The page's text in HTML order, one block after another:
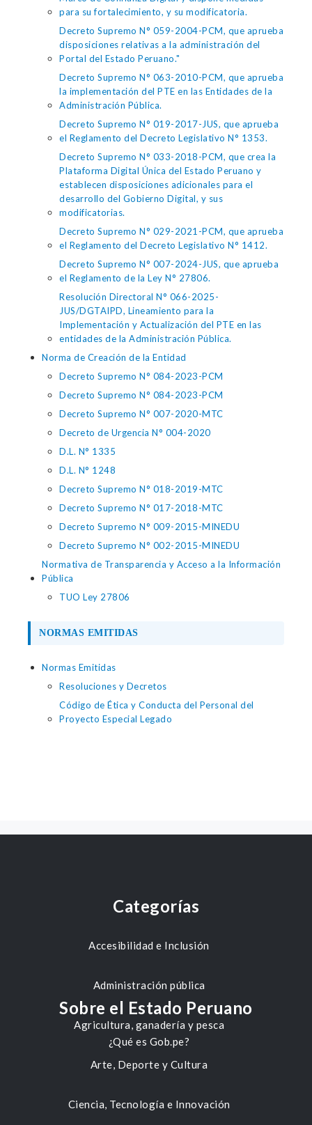
para su fortalecimiento, y su modificatoria.
Decreto Supremo N° 059-2004-PCM, que aprueba
disposiciones relativas a la administración del
Portal del Estado Peruano."
Decreto Supremo N° 063-2010-PCM, que aprueba
la implementación del PTE en las Entidades de la
Administración Pública.
Decreto Supremo N° 019-2017-JUS, que aprueba
el Reglamento del Decreto Legislativo N° 1353.
Decreto Supremo N° 033-2018-PCM, que crea la
Plataforma Digital Única del Estado Peruano y
establecen disposiciones adicionales para el
desarrollo del Gobierno Digital, y sus
modificatorias.
Decreto Supremo N° 029-2021-PCM, que aprueba
el Reglamento del Decreto Legislativo N° 1412.
Decreto Supremo N° 007-2024-JUS, que aprueba
el Reglamento de la Ley N° 27806.
Resolución Directoral N° 066-2025-
JUS/DGTAIPD, Lineamiento para la
Implementación y Actualización del PTE en las
entidades de la Administración Pública.
Norma de Creación de la Entidad
Decreto Supremo N° 084-2023-PCM
Decreto Supremo N° 084-2023-PCM
Decreto Supremo N° 007-2020-MTC
Decreto de Urgencia N° 004-2020
D.L. N° 1335
D.L. N° 1248
Decreto Supremo N° 018-2019-MTC
Decreto Supremo N° 017-2018-MTC
Decreto Supremo N° 009-2015-MINEDU
Decreto Supremo N° 002-2015-MINEDU
Normativa de Transparencia y Acceso a la Información
Pública
TUO Ley 27806
NORMAS EMITIDAS
Normas Emitidas
Resoluciones y Decretos
Código de Ética y Conducta del Personal del
Proyecto Especial Legado
Categorías
Accesibilidad e Inclusión
Administración pública
Agricultura, ganadería y pesca
Arte, Deporte y Cultura
Ciencia, Tecnología e Innovación
Sobre el Estado Peruano
¿Qué es Gob.pe?